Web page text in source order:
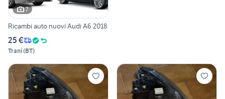
7
Ricambi auto nuovi Audi A6 2018
25 €
Trani(BT)